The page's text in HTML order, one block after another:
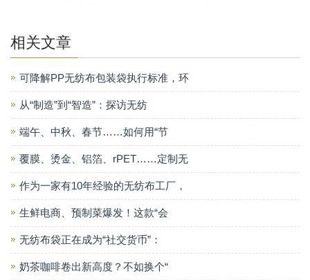
相关文章
可降解PP无纺布包装袋执行标准，环
从“制造”到“智造”：探访无纺
端午、中秋、春节……如何用“节
覆膜、烫金、铝箔、rPET……定制无
作为一家有10年经验的无纺布工厂，
生鲜电商、预制菜爆发！这款“会
无纺布袋正在成为“社交货币”：
奶茶咖啡卷出新高度？不如换个“